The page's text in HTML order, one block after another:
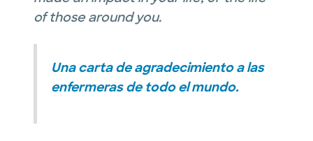
of those around you.
Una carta de agradecimiento a las
enfermeras de todo el mundo.